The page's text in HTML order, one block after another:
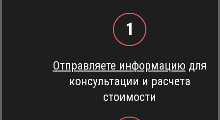
1
Отправляете информацию для
консультации и расчета
стоимости